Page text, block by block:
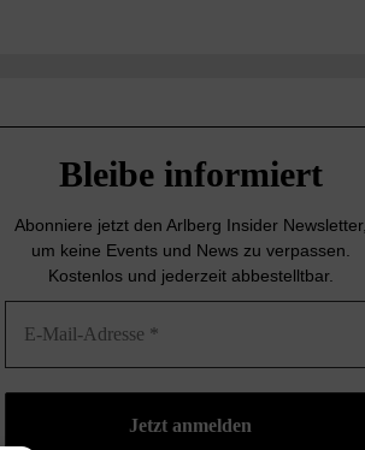
Bleibe informiert
Abonniere jetzt den Arlberg Insider Newsletter,
um keine Events und Newszu verpassen.
Kostenlos und jederzeit abbestelltbar.